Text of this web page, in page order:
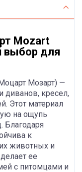
Mozart
выбор для
Мозарт) —
диванов, кресел,
Этот материал
на ощупь
Благодаря
к
животных и
ее
с питомцами и